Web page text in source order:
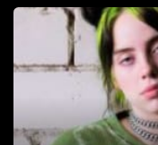
Filmy
Seriály
Hry